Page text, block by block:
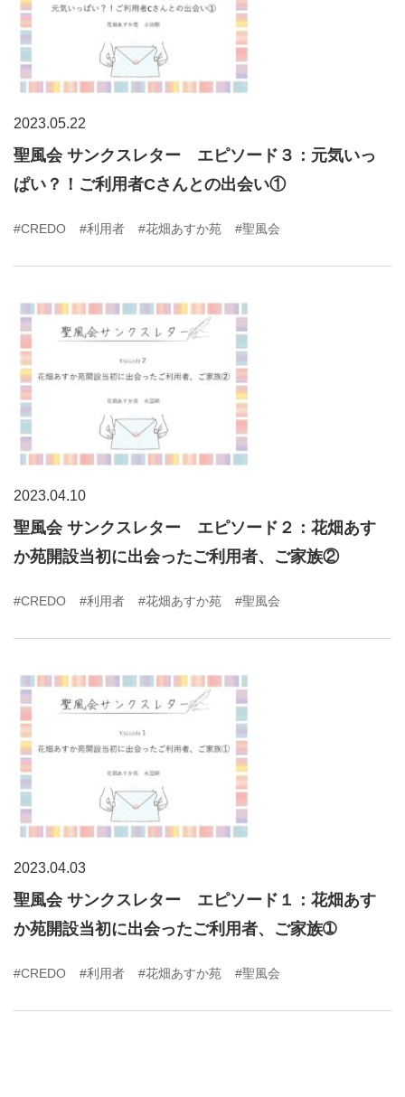
2023.05.22
聖風会 サンクスレター エピソード３：元気いっ
ぱい？！ご利用者Cさんとの出会い①
#CREDO #利用者 #花畑あすか苑 #聖風会
2023.04.10
聖風会 サンクスレター エピソード２：花畑あす
か苑開設当初に出会ったご利用者、ご家族②
#CREDO #利用者 #花畑あすか苑 #聖風会
2023.04.03
聖風会 サンクスレター エピソード１：花畑あす
か苑開設当初に出会ったご利用者、ご家族➀
#CREDO #利用者 #花畑あすか苑 #聖風会